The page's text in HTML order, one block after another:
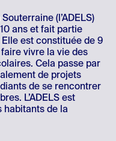
(l’ADELS)
ans et fait partie
est constituée de 9
vivre la vie des
Cela passe par
de projets
de se rencontrer
L’ADELS est
habitants de la